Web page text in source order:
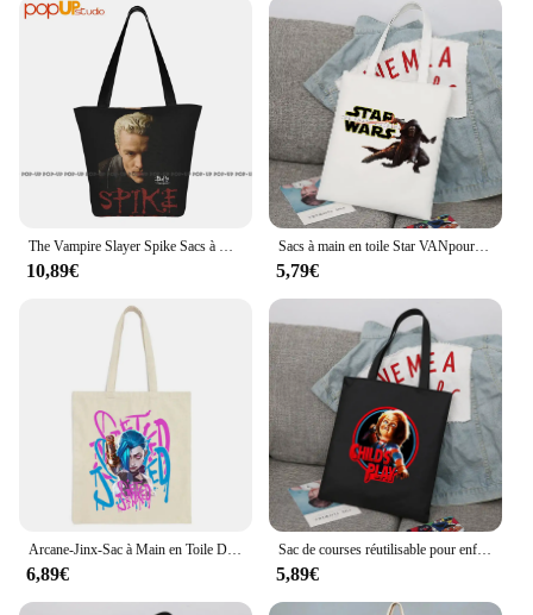
10,89€
Sacs à main en toile Star VANpour femmes, fourre-tout grande capacité, sac initié mignon, sacs à main décontractés, sacs à provisions pliables pour enfants
5,79€
6,89€
Sac de courses réutilisable pour enfants, sac à provisions réutilisable pour garçons et filles, fourre-tout en toile pour étudiants, sac à épaule imprimé écologique
5,89€